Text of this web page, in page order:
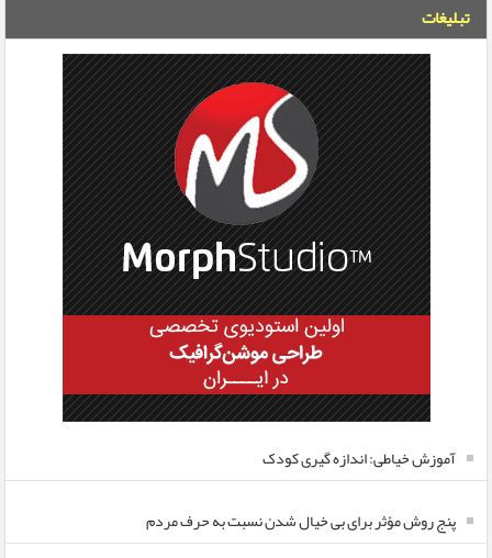
تبلیغات
آموزش خیاطی: اندازه گیری کودک
پنج روش مؤثر برای بی خیال شدن نسبت به حرف مردم